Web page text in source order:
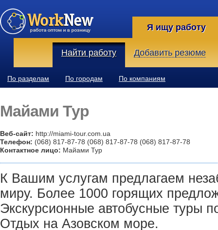
Я ищу работу
Найти работу Добавить резюме
По разделам По городам По компаниям
Майами Тур
Веб-сайт: http://miami-tour.com.ua
Телефон: (068) 817-87-78 (068) 817-87-78 (068) 817-87-78
Контактное лицо: Майами Тур
К Вашим услугам предлагаем
миру. Более 1000 горящих
Экскурсионные автобусные туры
Отдых на Азовском море.